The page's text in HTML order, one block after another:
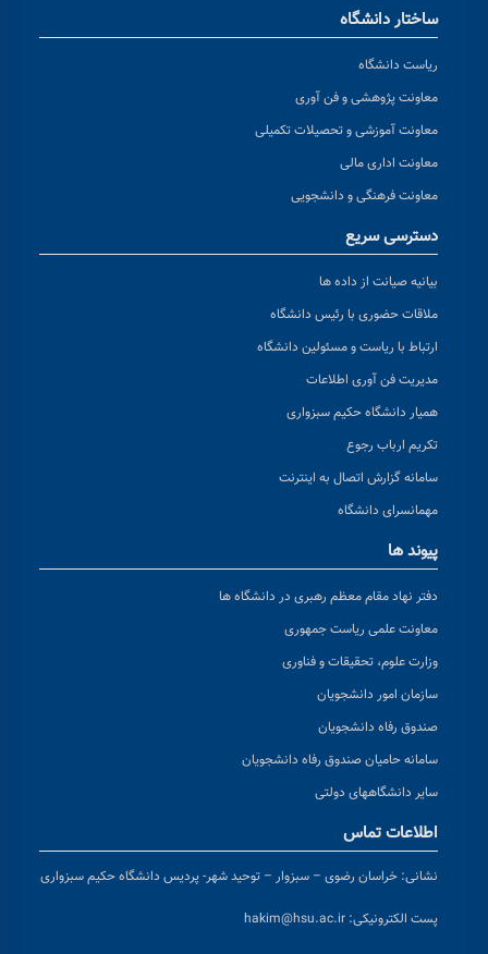
ساختار دانشگاه
ریاست دانشگاه
معاونت پژوهشی و فن آوری
معاونت آموزشی و تحصیلات تکمیلی
معاونت اداری مالی
معاونت فرهنگی و دانشجویی
دسترسی سریع
بیانیه صیانت از داده ها
ملاقات حضوری با رئیس دانشگاه
ارتباط با ریاست و مسئولین دانشگاه
مدیریت فن آوری اطلاعات
همیار دانشگاه حکیم سبزواری
تکریم ارباب رجوع
سامانه گزارش اتصال به اینترنت
مهمانسرای دانشگاه
پیوند ها
دفتر نهاد مقام معظم رهبری در دانشگاه ها
معاونت علمی ریاست جمهوری
وزارت علوم، تحقیقات و فناوری
سازمان امور دانشجویان
صندوق رفاه دانشجویان
سامانه حامیان صندوق رفاه دانشجویان
سایر دانشگاههای دولتی
اطلاعات تماس
نشانی: خراسان رضوی – سبزوار – توحید شهر- پردیس دانشگاه حکیم سبزواری
پست الکترونیکی: hakim@hsu.ac.ir